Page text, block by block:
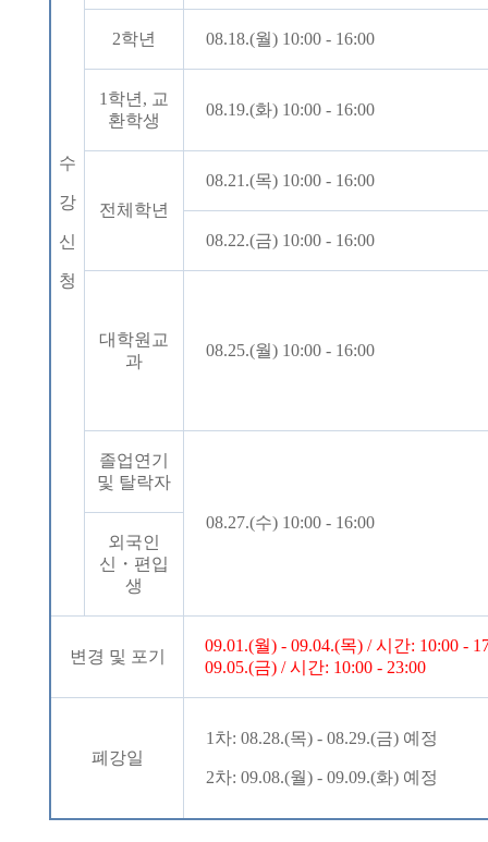
수
강
신
청
2학년 08.18.(월) 10:00 - 16:00
1 학년 , 교
환학생
08.19.(화) 10:00 - 16:00
전체학년
08.21.(목) 10:00 - 16:00
08.22.(금) 10:00 - 16:00
대학원교
과
08.25.(월) 10:00 - 16:00
졸업연기
및 탈락자
08.27.(수) 10:00 - 16:00
외국인
신
・ 편입
생
변경 및 포기
09.01.(월) - 09.04.(목) /시간: 10:00 -
09.05.(금) /시간: 10:00 - 23:00
폐강일
1 차: 08.28.(목) - 08.29.(금) 예정
2차: 09.08.(월) - 09.09.(화) 예정